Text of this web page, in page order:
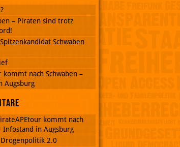
– Piraten sind trotz
Schwaben
kommt nach Schwaben –
Augsburg
kommt nach
Infostand in Augsburg
Drogenpolitik 2.0